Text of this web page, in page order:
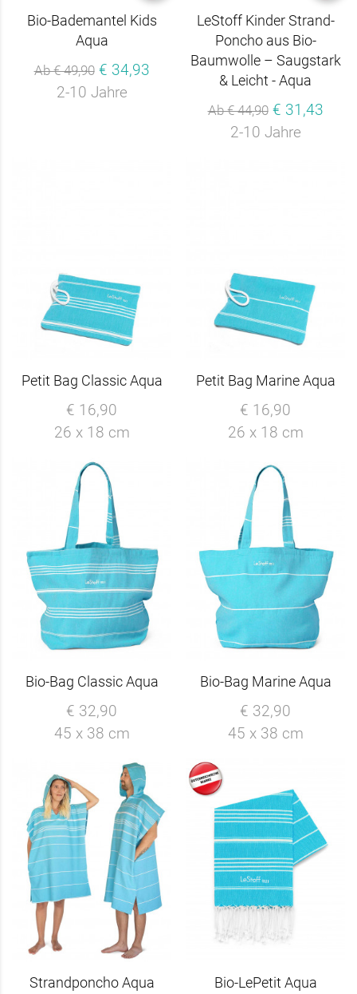
Bio-Bademantel Kids
Aqua
Ab € 49,90 € 34,93
2-10 Jahre
LeStoff Kinder Strand-
Poncho aus Bio-
Baumwolle – Saugstark
& Leicht - Aqua
Ab € 44,90 € 31,43
2-10 Jahre
Petit Bag Classic Aqua
€ 16,90
26 x 18 cm
Petit Bag Marine Aqua
€ 16,90
26 x 18 cm
Bio-Bag Classic Aqua
€ 32,90
45 x 38 cm
Bio-Bag Marine Aqua
€ 32,90
45 x 38 cm
Strandponcho Aqua Bio-LePetit Aqua